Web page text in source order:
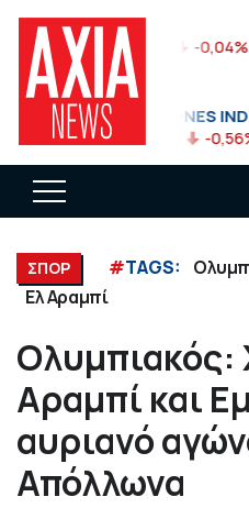
FTSEA
899,47 -0,04%
DOW JONES
35.911,81 -0,56%
ΣΠΟΡ #TAGS:
Ελ Αραμπί
Ολυμπιακός:
Αραμπί και
αυριανό
Απόλλωνα